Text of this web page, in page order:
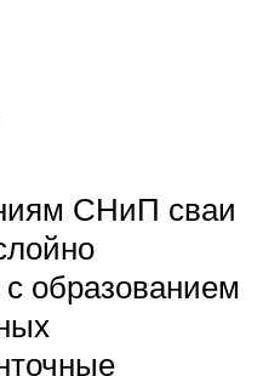
СНиП сваи
с образованием